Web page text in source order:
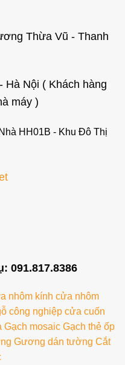
Thừa Vũ - Thanh
Nội ( Khách hàng
máy )
HH01B - Khu Đô Thị
091.817.8386
nhôm kính cửa nhôm
công nghiệp cửa cuốn
Gạch mosaic Gạch thẻ ốp
Gương dán tường Cắt